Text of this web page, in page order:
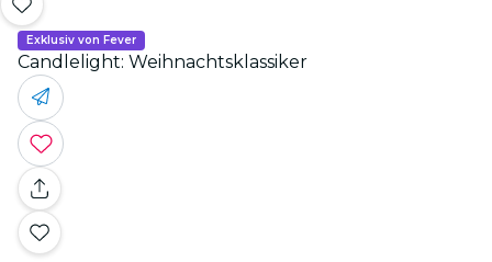
Exklusiv von Fever
Candlelight: Weihnachtsklassiker